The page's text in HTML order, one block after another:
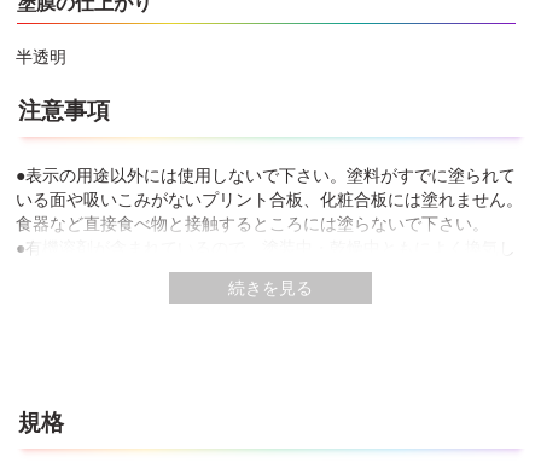
半透明
注意事項
●表示の用途以外には使用しないで下さい。塗料がすでに塗られて
いる面や吸いこみがないプリント合板、化粧合板には塗れません。
食器など直接食べ物と接触するところには塗らないで下さい。
●有機溶剤が含まれているので、塗装中・乾燥中ともによく換気し
●犬小屋や鳥かご、その他ペットなどがなめたり、かじったりする
●塗料を吹きつけるときは、人や物にかからないように注意して下
続きを見る
規格